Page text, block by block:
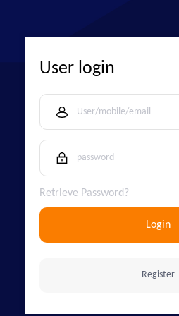
User login
Retrieve Password?